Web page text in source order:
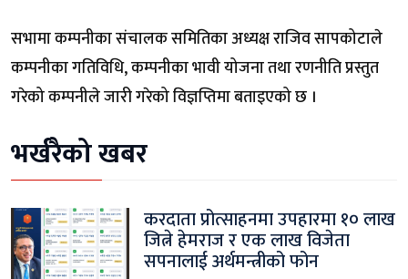
सभामा कम्पनीका संचालक समितिका अध्यक्ष राजिव सापकोटाले
कम्पनीका गतिविधि, कम्पनीका भावी योजना तथा रणनीति प्रस्तुत
गरेको कम्पनीले जारी गरेको विज्ञप्तिमा बताइएको छ ।
भर्खरैको खबर
करदाता प्रोत्साहनमा उपहारमा १० लाख
जित्ने हेमराज र एक लाख विजेता
सपनालाई अर्थमन्त्रीको फोन